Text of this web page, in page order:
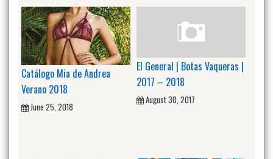
Catálogo Mia de Andrea
Verano 2018
June 25, 2018
El General | Botas Vaqueras |
2017 – 2018
August 30, 2017